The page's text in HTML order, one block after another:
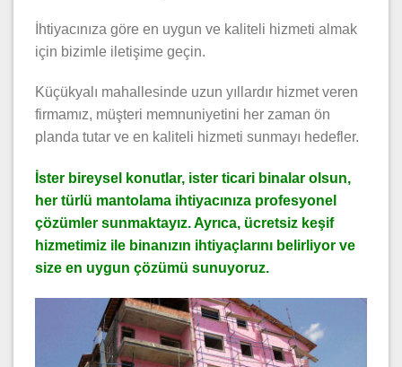
İhtiyacınıza göre en uygun ve kaliteli hizmeti almak
için bizimle iletişime geçin.
Küçükyalı mahallesinde uzun yıllardır hizmet veren
firmamız, müşteri memnuniyetini her zaman ön
planda tutar ve en kaliteli hizmeti sunmayı hedefler.
İster bireysel konutlar, ister ticari binalar olsun,
her türlü mantolama ihtiyacınıza profesyonel
çözümler sunmaktayız. Ayrıca, ücretsiz keşif
hizmetimiz ile binanızın ihtiyaçlarını belirliyor ve
size en uygun çözümü sunuyoruz.